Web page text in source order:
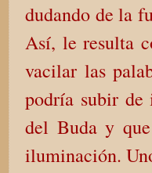
dudando de la
Así, le resulta
vacilar las
podría subir de
del Buda y
iluminación.